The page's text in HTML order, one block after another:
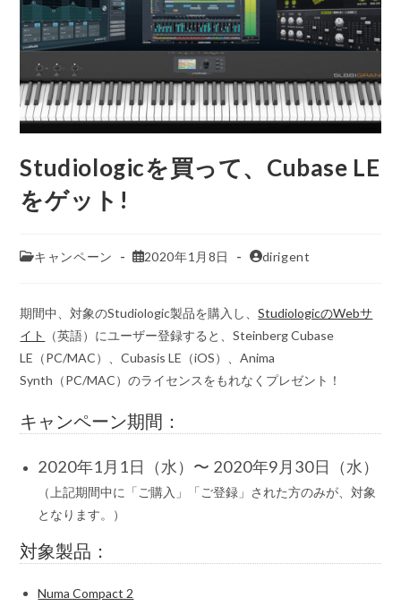
Studiologicを買って、Cubase LE
をゲット!
キャンペーン 2020年1月8日 dirigent
期間中、対象のStudiologic製品を購入し、StudiologicのWebサ
イト
（英語）にユーザー登録すると、Steinberg Cubase
LE（PC/MAC）、Cubasis LE（iOS）、Anima
Synth（PC/MAC）のライセンスをもれなくプレゼント！
キャンペーン期間：
2020年1月1日（水）〜 2020年9月30日（水）
（上記期間中に「ご購入」「ご登録」された方のみが、対象
となります。）
対象製品：
Numa Compact 2